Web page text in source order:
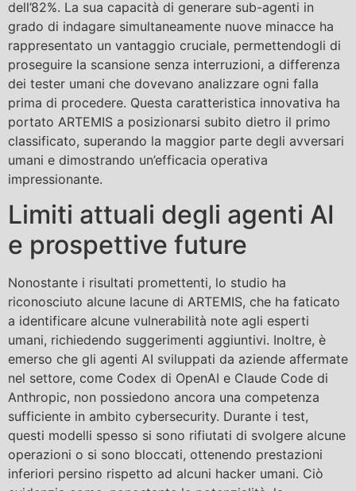
dell’82%. La sua capacità di generare sub-agenti in
grado di indagare simultaneamente nuove minacce ha
rappresentato un vantaggio cruciale, permettendogli di
proseguire la scansione senza interruzioni, a differenza
dei tester umani che dovevano analizzare ogni falla
prima di procedere. Questa caratteristica innovativa ha
portato ARTEMIS a posizionarsi subito dietro il primo
classificato, superando la maggior parte degli avversari
umani e dimostrando un’efficacia operativa
impressionante.
Limiti attuali degli agenti AI
e prospettive future
Nonostante i risultati promettenti, lo studio ha
riconosciuto alcune lacune di ARTEMIS, che ha faticato
a identificare alcune vulnerabilità note agli esperti
umani, richiedendo suggerimenti aggiuntivi. Inoltre, è
emerso che gli agenti AI sviluppati da aziende affermate
nel settore, come Codex di OpenAI e Claude Code di
Anthropic, non possiedono ancora una competenza
sufficiente in ambito cybersecurity. Durante i test,
questi modelli spesso si sono rifiutati di svolgere alcune
operazioni o si sono bloccati, ottenendo prestazioni
inferiori persino rispetto ad alcuni hacker umani. Ciò